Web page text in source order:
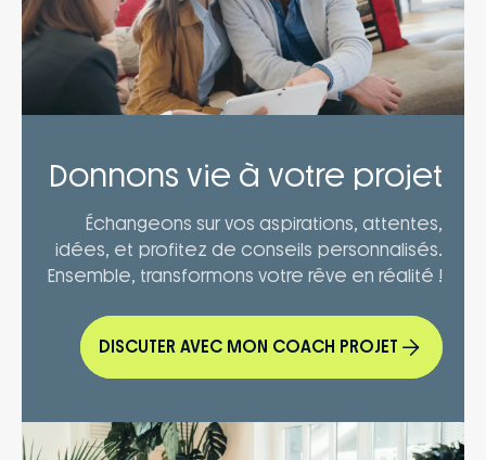
Donnons vie à votre projet
Échangeons sur vos aspirations, attentes,
idées, et profitez de conseils personnalisés.
Ensemble, transformons votre rêve en réalité !
DISCUTER AVEC MON COACH PROJET